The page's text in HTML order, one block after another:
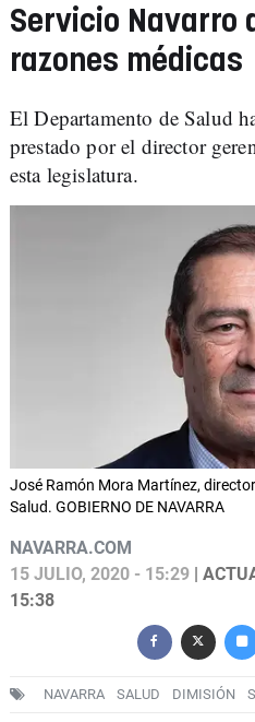
Servicio Navarro
razones médicas
El Departamento de Salud
prestado por el director
esta legislatura.
José Ramón Mora Martínez,
Salud. GOBIERNO DE NAVARRA
NAVARRA.COM
15 JULIO, 2020 - 15:29 |
15:38
NAVARRA SALUD DIMISIÓN